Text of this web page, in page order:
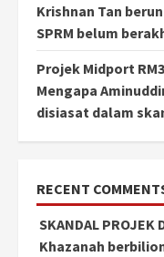
Krishnan Tan
SPRM belum
Projek Midport
Mengapa
disiasat dalam
RECENT
SKANDAL PROJEK
Khazanah